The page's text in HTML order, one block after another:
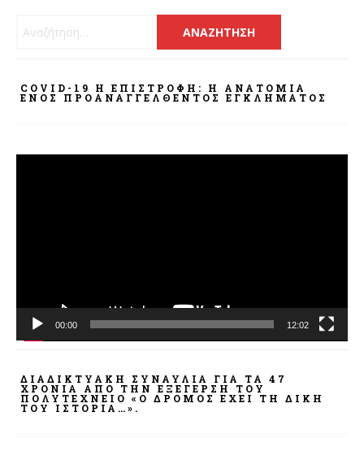
Αναζήτηση για:
COVID-19 Η ΕΠΙΣΤΡΟΦΗ: Η ΑΝΑΤΟΜΊΑ
ΕΝΌΣ ΠΡΟΑΝΑΓΓΕΛΘΈΝΤΟΣ ΕΓΚΛΉΜΑΤΟΣ
00:00 12:02
ΔΙΑΔΙΚΤΥΑΚΉ ΣΥΝΑΥΛΊΑ ΓΙΑ ΤΑ 47
ΧΡΌΝΙΑ ΑΠΌ ΤΗΝ ΕΞΈΓΕΡΣΗ ΤΟΥ
ΠΟΛΥΤΕΧΝΕΊΟ «Ο ΔΡΌΜΟΣ ΈΧΕΙ ΤΗ ΔΙΚΉ
ΤΟΥ ΙΣΤΟΡΊΑ…».